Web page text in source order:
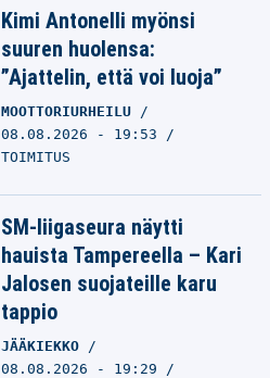
Kimi Antonelli myönsi
suuren huolensa:
”Ajattelin, että voi luoja”
MOOTTORIURHEILU
08.08.2026 - 19:53
TOIMITUS
SM-liigaseura näytti
hauista Tampereella – Kari
Jalosen suojateille karu
tappio
JÄÄKIEKKO
08.08.2026 - 19:29